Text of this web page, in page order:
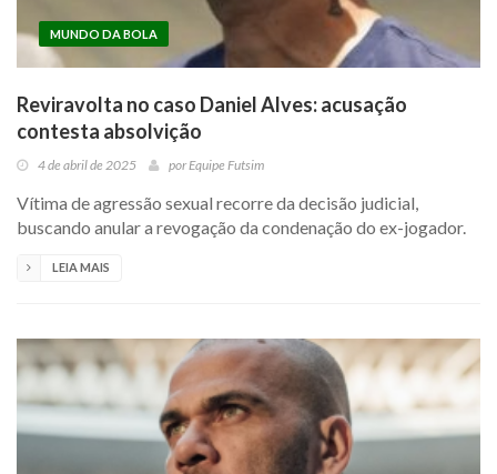
MUNDO DA BOLA
Reviravolta no caso Daniel Alves: acusação
contesta absolvição
4 de abril de 2025 por Equipe Futsim
Vítima de agressão sexual recorre da decisão judicial,
buscando anular a revogação da condenação do ex-jogador.
LEIA MAIS